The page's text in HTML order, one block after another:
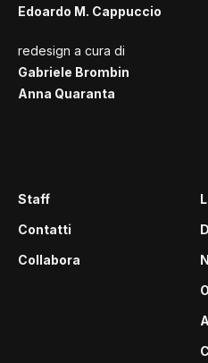
Edoardo M. Cappuccio
redesign a cura di
Gabriele Brombin
Anna Quaranta
Staff
Contatti
Collabora